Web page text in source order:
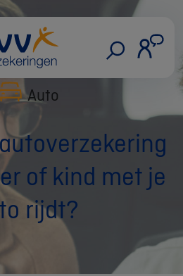
Auto
of kind met je
rijdt?